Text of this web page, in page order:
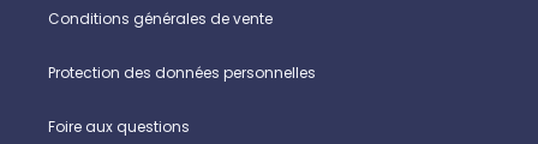
Conditions générales de vente
Protection des données personnelles
Foire aux questions